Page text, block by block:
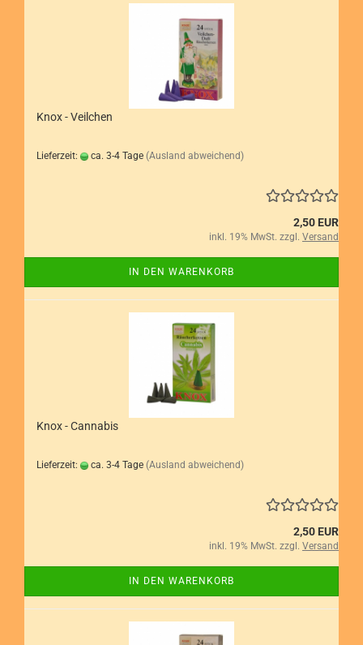
Knox - Veilchen
Lieferzeit: ca. 3-4 Tage (Ausland abweichend)
2,50 EUR
inkl. 19% MwSt. zzgl. Versand
IN DEN WARENKORB
Knox - Cannabis
Lieferzeit: ca. 3-4 Tage (Ausland abweichend)
2,50 EUR
inkl. 19% MwSt. zzgl. Versand
IN DEN WARENKORB